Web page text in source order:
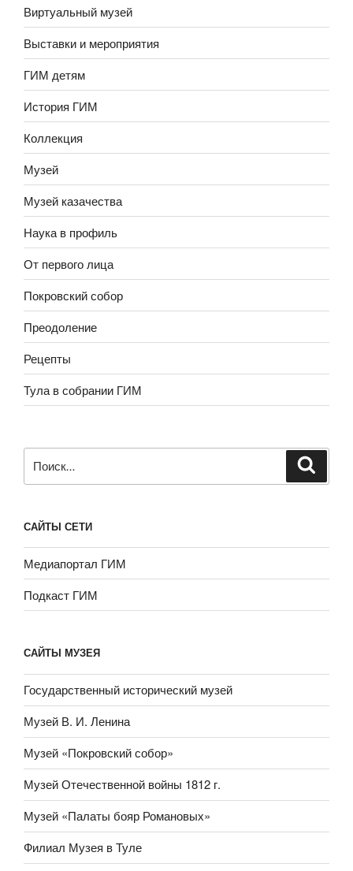
Виртуальный музей
Выставки и мероприятия
ГИМ детям
История ГИМ
Коллекция
Музей
Музей казачества
Наука в профиль
От первого лица
Покровский собор
Преодоление
Рецепты
Тула в собрании ГИМ
САЙТЫ СЕТИ
Медиапортал ГИМ
Подкаст ГИМ
САЙТЫ МУЗЕЯ
Государственный исторический музей
Музей В. И. Ленина
Музей «Покровский собор»
Музей Отечественной войны 1812 г.
Музей «Палаты бояр Романовых»
Филиал Музея в Туле